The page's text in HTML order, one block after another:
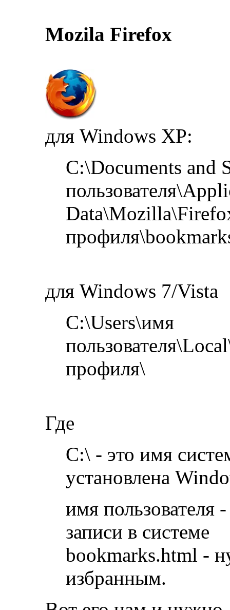
Mozila Firefox
для Windows XP:
C:\Documents and
для Windows 7/Vista
C:\Users\имя
профиля\
Где
C:\ - это имя
установлена
имя пользователя
записи в системе
bookmarks.html -
избранным.